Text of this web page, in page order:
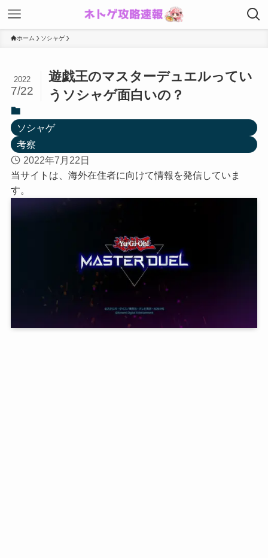
ホーム ソシャゲ
遊戯王のマスターデュエルってい
うソシャゲ面白いの？
2022
7/22
ソシャゲ
考察
2022年7月22日
当サイトは、海外在住者に向けて情報を発信していま
す。